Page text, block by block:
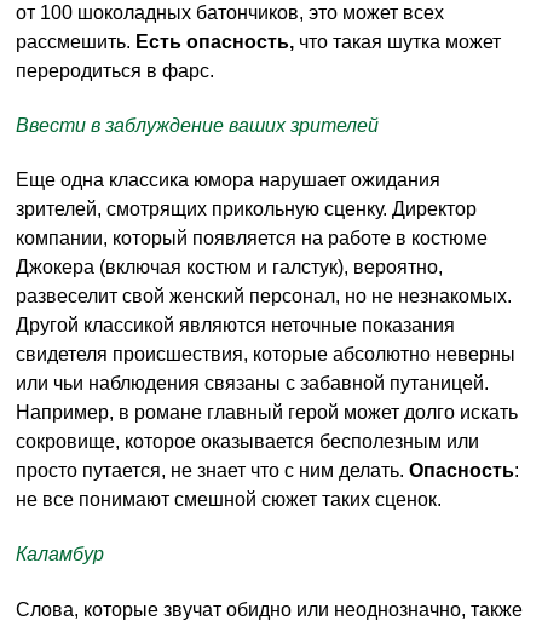
от 100 шоколадных батончиков, это может всех
рассмешить. Есть опасность, что такая шутка может
переродиться в фарс.
Ввести в заблуждение ваших зрителей
Еще одна классика юмора нарушает ожидания
зрителей, смотрящих прикольную сценку. Директор
компании, который появляется на работе в костюме
Джокера (включая костюм и галстук), вероятно,
развеселит свой женский персонал, но не незнакомых.
Другой классикой являются неточные показания
свидетеля происшествия, которые абсолютно неверны
или чьи наблюдения связаны с забавной путаницей.
Например, в романе главный герой может долго искать
сокровище, которое оказывается бесполезным или
просто путается, не знает что с ним делать. Опасность:
не все понимают смешной сюжет таких сценок.
Каламбур
Слова, которые звучат обидно или неоднозначно, также